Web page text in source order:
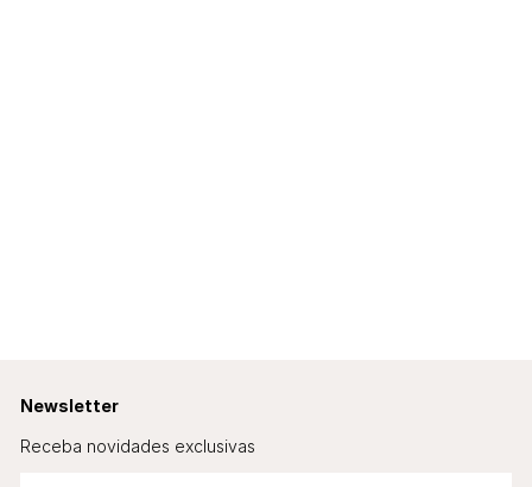
Newsletter
Receba novidades exclusivas